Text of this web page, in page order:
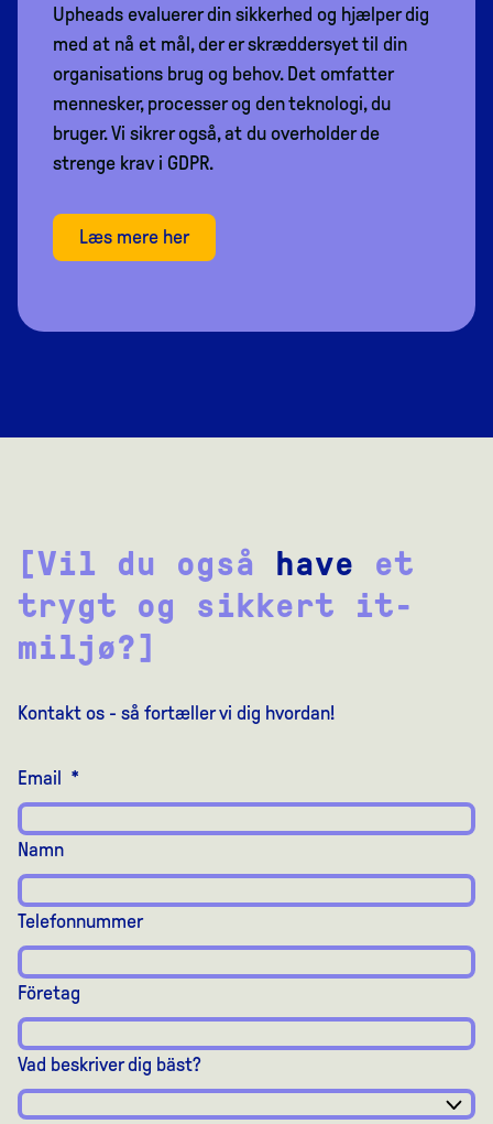
Upheads evaluerer din sikkerhed og hjælper dig
med at nå et mål, der er skræddersyet til din
organisations brug og behov. Det omfatter
mennesker, processer og den teknologi, du
bruger. Vi sikrer også, at du overholder de
strenge krav i GDPR.
Læs mere her
[Vil du også have et
trygt og sikkert it-
miljø?]
Kontakt os - så fortæller vi dig hvordan!
Email *
Namn
Telefonnummer
Företag
Vad beskriver dig bäst?